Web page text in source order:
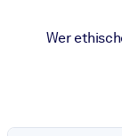
Ihrer KI-
Wer